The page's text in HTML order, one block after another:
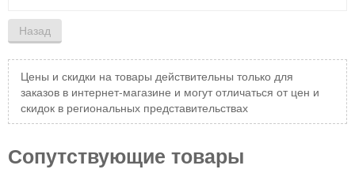
Цены и скидки на товары действительны только для
заказов в интернет-магазине и могут отличаться от цен и
скидок в региональных представительствах
Сопутствующие товары